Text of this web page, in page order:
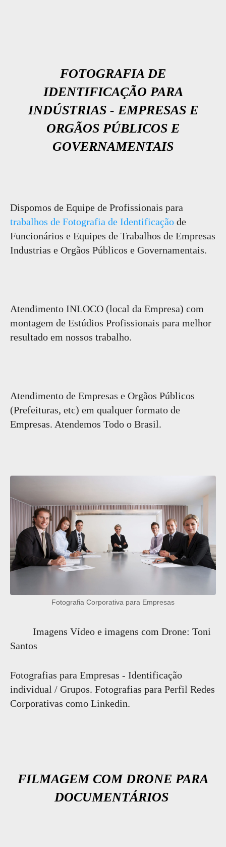
FOTOGRAFIA DE
IDENTIFICAÇÃO PARA
INDÚSTRIAS - EMPRESAS E
ORGÃOS PÚBLICOS E
GOVERNAMENTAIS
Dispomos de Equipe de Profissionais para
trabalhos de Fotografia de Identificação de
Funcionários e Equipes de Trabalhos de Empresas
Industrias e Orgãos Públicos e Governamentais.
Atendimento INLOCO (local da Empresa) com
montagem de Estúdios Profissionais para melhor
resultado em nossos trabalho.
Atendimento de Empresas e Orgãos Públicos
(Prefeituras, etc) em qualquer formato de
Empresas. Atendemos Todo o Brasil.
Fotografia Corporativa para Empresas
Imagens Vídeo e imagens com Drone: Toni
Santos
Fotografias para Empresas - Identificação
individual / Grupos. Fotografias para Perfil Redes
Corporativas como Linkedin.
FILMAGEM COM DRONE PARA
DOCUMENTÁRIOS